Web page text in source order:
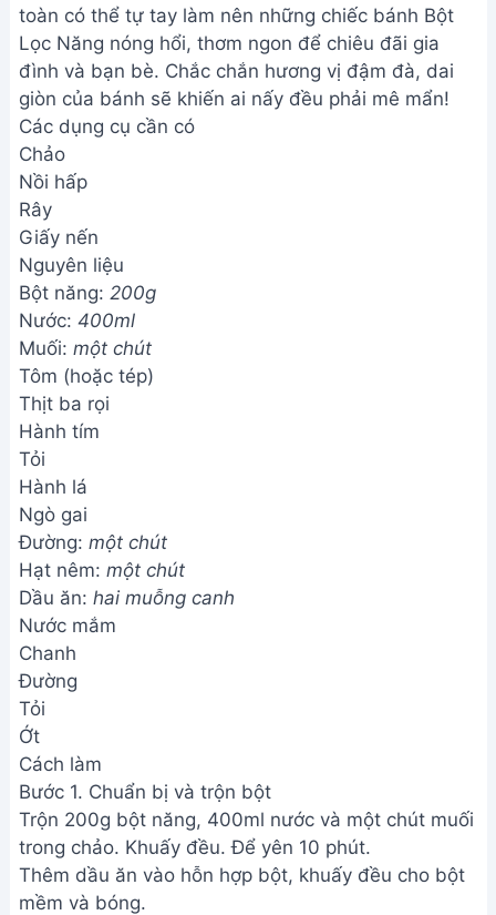
toàn có thể tự tay làm nên những chiếc bánh Bột
Lọc Năng nóng hổi, thơm ngon để chiêu đãi gia
đình và bạn bè. Chắc chắn hương vị đậm đà, dai
giòn của bánh sẽ khiến ai nấy đều phải mê mẩn!
Các dụng cụ cần có
Chảo
Nồi hấp
Rây
Giấy nến
Nguyên liệu
Bột năng: 200g
Nước: 400ml
Muối: một chút
Tôm (hoặc tép)
Thịt ba rọi
Hành tím
Tỏi
Hành lá
Ngò gai
Đường: một chút
Hạt nêm: một chút
Dầu ăn: hai muỗng canh
Nước mắm
Chanh
Đường
Tỏi
Ớt
Cách làm
Bước 1. Chuẩn bị và trộn bột
Trộn 200g bột năng, 400ml nước và một chút muối
trong chảo. Khuấy đều. Để yên 10 phút.
Thêm dầu ăn vào hỗn hợp bột, khuấy đều cho bột
mềm và bóng.